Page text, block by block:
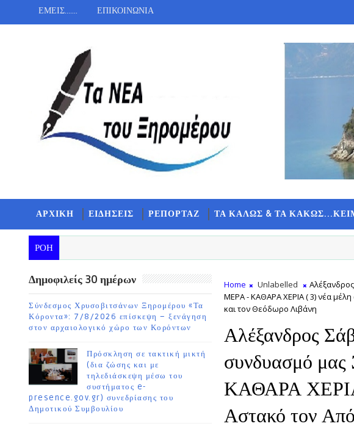
ΕΜΕΙΣ....... ΕΠΙΚΟΙΝΩΝΙΑ
ΑΡΧΙΚΗ ΕΙΔΗΣΕΙΣ ΡΕΠΟΡΤΑΖ ΤΑ ΚΑΛΩΣ & ΤΑ
ΡΟΗ
Δημοφιλείς 30 ημέρων
Σύνδεσμος Χρυσοβιτσάνων Ξηρομέρου «Τα
Κόροντα»: 7/8/2026 επίσκεψη – ξενάγηση
στον αρχαιολογικό χώρο των Κορόντων
Πρόσκληση σε τακτική μικτή
(δια ζώσης και με
τηλεδιάσκεψη μέσω του
συστήματος e-
presence.gov.gr) συνεδρίασης του
Δημοτικού Συμβουλίου
Home Unlabelled
ΜΕΡΑ - ΚΑΘΑΡΑ ΧΕΡΙΑ ( 3) νέα
και τον Θεόδωρο Λιβάνη
Αλέξανδρος
συνδυασμό
ΚΑΘΑΡΑ ΧΕΡΙΑ
Αστακό τον